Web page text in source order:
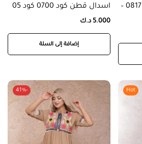
موديل صيفي قصير كود 0817 –
اسدال قطن كود 0700 كود 05
5.000 د.ك
إضافة إلى السلة
Hot
-41%